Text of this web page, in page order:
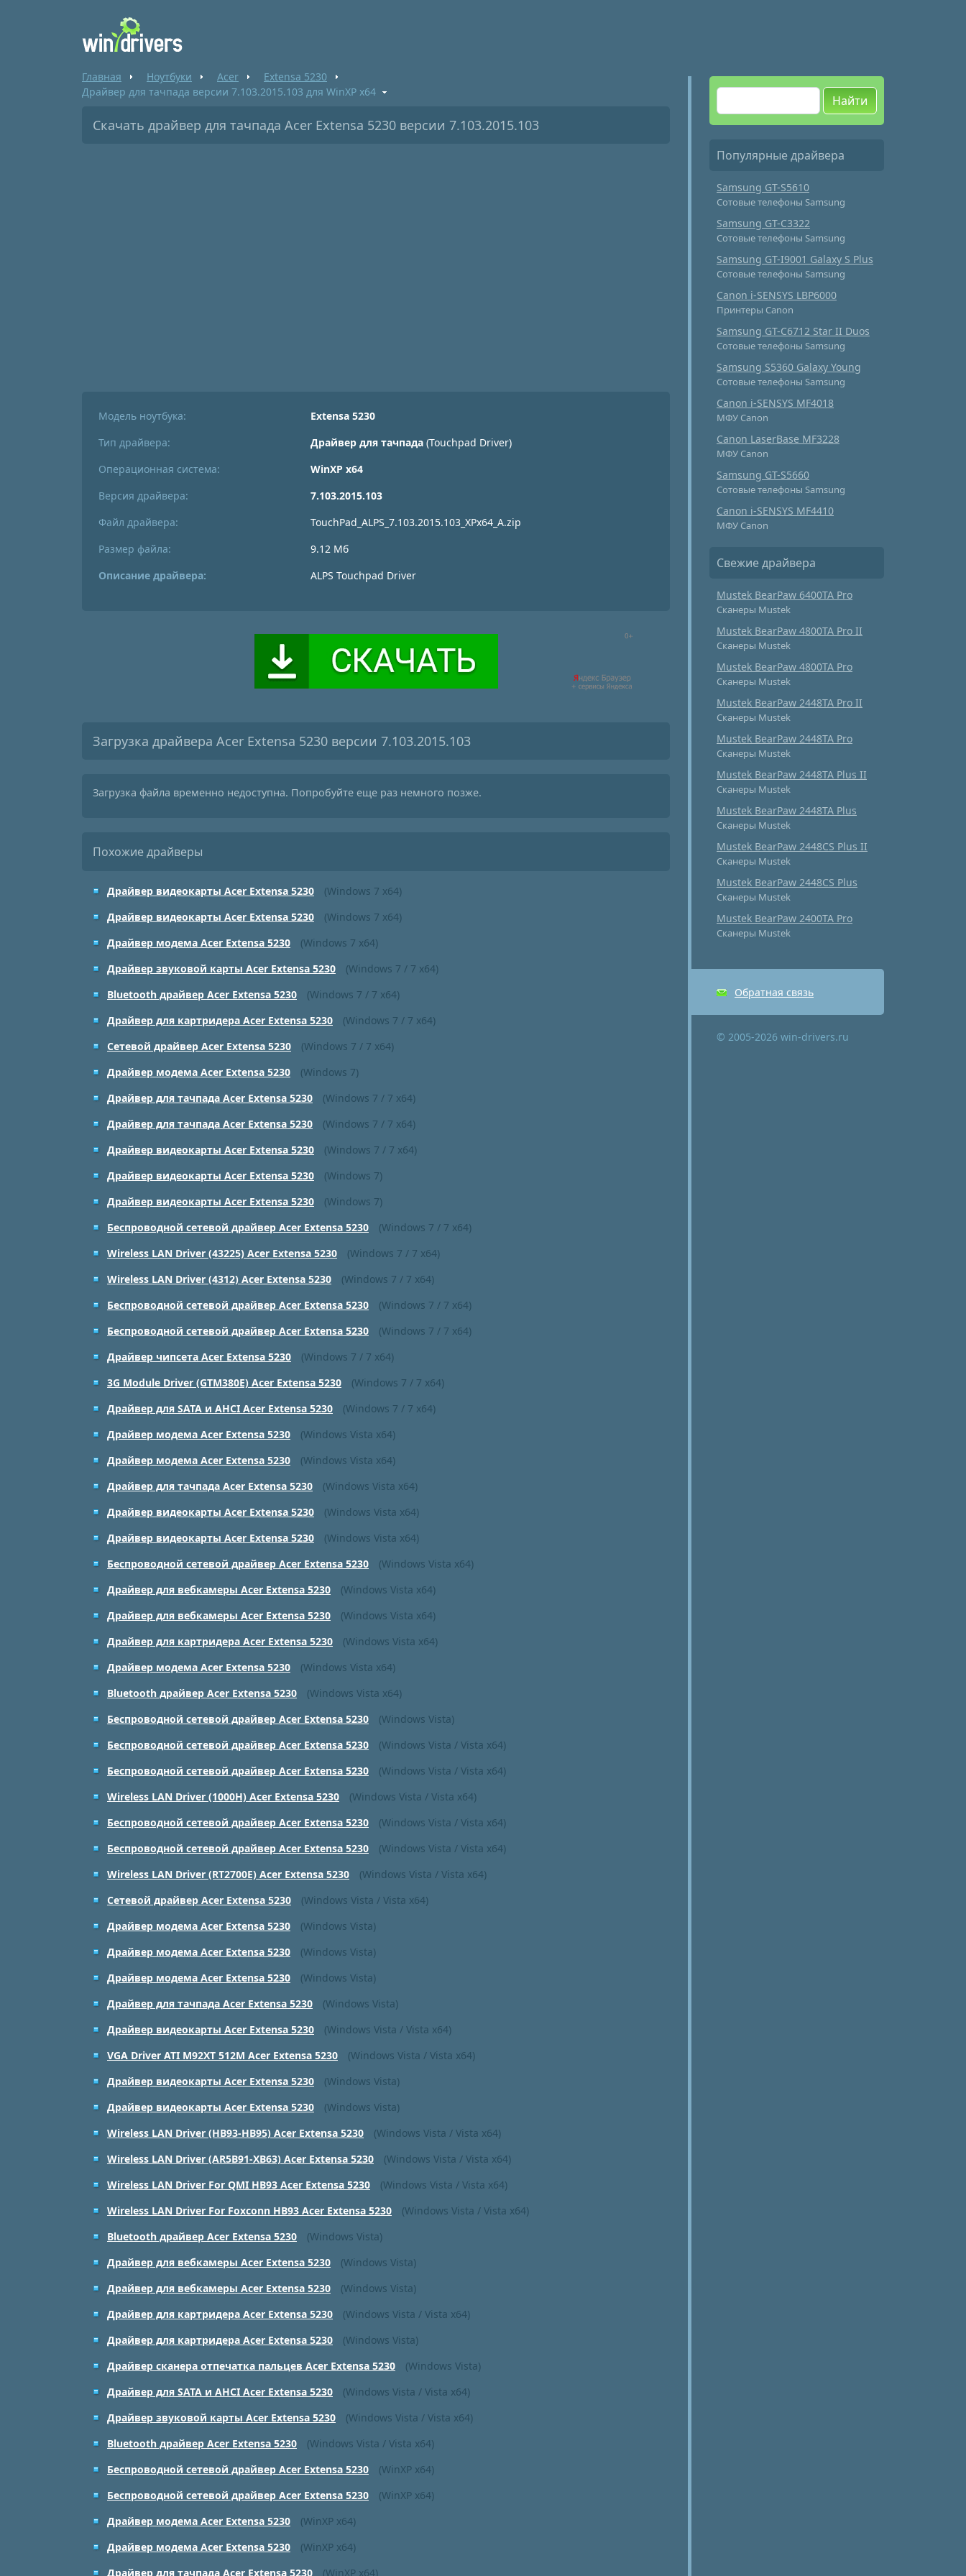
Главная Ноутбуки Acer
Extensa 5230
Драйвер для тачпада версии 7.103.2015.103 для WinXP x64
Скачать драйвер для тачпада Acer Extensa 5230 версии 7.103.2015.103
Модель ноутбука:
Extensa 5230
Тип драйвера:
Драйвер для тачпада (Touchpad Driver)
Операционная система:
WinXP x64
Версия драйвера:
7.103.2015.103
Файл драйвера:
TouchPad_ALPS_7.103.2015.103_XPx64_A.zip
Размер файла:
9.12 Мб
Описание драйвера:
ALPS Touchpad Driver
Загрузка драйвера Acer Extensa 5230 версии 7.103.2015.103
Загрузка файла временно недоступна. Попробуйте еще раз немного позже.
Похожие драйверы
Драйвер видеокарты Acer Extensa 5230
(Windows 7 x64)
Драйвер видеокарты Acer Extensa 5230
(Windows 7 x64)
Драйвер модема Acer Extensa 5230
(Windows 7 x64)
Драйвер звуковой карты Acer Extensa 5230
(Windows 7 / 7 x64)
Bluetooth драйвер Acer Extensa 5230
(Windows 7 / 7 x64)
Драйвер для картридера Acer Extensa 5230
(Windows 7 / 7 x64)
Сетевой драйвер Acer Extensa 5230
(Windows 7 / 7 x64)
Драйвер модема Acer Extensa 5230
(Windows 7)
Драйвер для тачпада Acer Extensa 5230
(Windows 7 / 7 x64)
Драйвер для тачпада Acer Extensa 5230
(Windows 7 / 7 x64)
Драйвер видеокарты Acer Extensa 5230
(Windows 7 / 7 x64)
Драйвер видеокарты Acer Extensa 5230
(Windows 7)
Драйвер видеокарты Acer Extensa 5230
(Windows 7)
Беспроводной сетевой драйвер Acer Extensa 5230
(Windows 7 / 7 x64)
Wireless LAN Driver (43225) Acer Extensa 5230
(Windows 7 / 7 x64)
Wireless LAN Driver (4312) Acer Extensa 5230
(Windows 7 / 7 x64)
Беспроводной сетевой драйвер Acer Extensa 5230
(Windows 7 / 7 x64)
Беспроводной сетевой драйвер Acer Extensa 5230
(Windows 7 / 7 x64)
Драйвер чипсета Acer Extensa 5230
(Windows 7 / 7 x64)
3G Module Driver (GTM380E) Acer Extensa 5230
(Windows 7 / 7 x64)
Драйвер для SATA и AHCI Acer Extensa 5230
(Windows 7 / 7 x64)
Драйвер модема Acer Extensa 5230
(Windows Vista x64)
Драйвер модема Acer Extensa 5230
(Windows Vista x64)
Драйвер для тачпада Acer Extensa 5230
(Windows Vista x64)
Драйвер видеокарты Acer Extensa 5230
(Windows Vista x64)
Драйвер видеокарты Acer Extensa 5230
(Windows Vista x64)
Беспроводной сетевой драйвер Acer Extensa 5230
(Windows Vista x64)
Драйвер для вебкамеры Acer Extensa 5230
(Windows Vista x64)
Драйвер для вебкамеры Acer Extensa 5230
(Windows Vista x64)
Драйвер для картридера Acer Extensa 5230
(Windows Vista x64)
Драйвер модема Acer Extensa 5230
(Windows Vista x64)
Bluetooth драйвер Acer Extensa 5230
(Windows Vista x64)
Беспроводной сетевой драйвер Acer Extensa 5230
(Windows Vista)
Беспроводной сетевой драйвер Acer Extensa 5230
(Windows Vista / Vista x64)
Беспроводной сетевой драйвер Acer Extensa 5230
(Windows Vista / Vista x64)
Wireless LAN Driver (1000H) Acer Extensa 5230
(Windows Vista / Vista x64)
Беспроводной сетевой драйвер Acer Extensa 5230
(Windows Vista / Vista x64)
Беспроводной сетевой драйвер Acer Extensa 5230
(Windows Vista / Vista x64)
Wireless LAN Driver (RT2700E) Acer Extensa 5230
(Windows Vista / Vista x64)
Сетевой драйвер Acer Extensa 5230
(Windows Vista / Vista x64)
Драйвер модема Acer Extensa 5230
(Windows Vista)
Драйвер модема Acer Extensa 5230
(Windows Vista)
Драйвер модема Acer Extensa 5230
(Windows Vista)
Драйвер для тачпада Acer Extensa 5230
(Windows Vista)
Драйвер видеокарты Acer Extensa 5230
(Windows Vista / Vista x64)
VGA Driver ATI M92XT 512M Acer Extensa 5230
(Windows Vista / Vista x64)
Драйвер видеокарты Acer Extensa 5230
(Windows Vista)
Драйвер видеокарты Acer Extensa 5230
(Windows Vista)
Wireless LAN Driver (HB93-HB95) Acer Extensa 5230
(Windows Vista / Vista x64)
Wireless LAN Driver (AR5B91-XB63) Acer Extensa 5230
(Windows Vista / Vista x64)
Wireless LAN Driver For QMI HB93 Acer Extensa 5230
(Windows Vista / Vista x64)
Wireless LAN Driver For Foxconn HB93 Acer Extensa 5230
(Windows Vista / Vista x64)
Bluetooth драйвер Acer Extensa 5230
(Windows Vista)
Драйвер для вебкамеры Acer Extensa 5230
(Windows Vista)
Драйвер для вебкамеры Acer Extensa 5230
(Windows Vista)
Драйвер для картридера Acer Extensa 5230
(Windows Vista / Vista x64)
Драйвер для картридера Acer Extensa 5230
(Windows Vista)
Драйвер сканера отпечатка пальцев Acer Extensa 5230
(Windows Vista)
Драйвер для SATA и AHCI Acer Extensa 5230
(Windows Vista / Vista x64)
Драйвер звуковой карты Acer Extensa 5230
(Windows Vista / Vista x64)
Bluetooth драйвер Acer Extensa 5230
(Windows Vista / Vista x64)
Беспроводной сетевой драйвер Acer Extensa 5230
(WinXP x64)
Беспроводной сетевой драйвер Acer Extensa 5230
(WinXP x64)
Драйвер модема Acer Extensa 5230
(WinXP x64)
Драйвер модема Acer Extensa 5230
(WinXP x64)
Драйвер для тачпада Acer Extensa 5230
(WinXP x64)
Найти
Популярные драйвера
Samsung GT-S5610
Сотовые телефоны Samsung
Samsung GT-C3322
Сотовые телефоны Samsung
Samsung GT-I9001 Galaxy S Plus
Сотовые телефоны Samsung
Canon i-SENSYS LBP6000
Принтеры Canon
Samsung GT-C6712 Star II Duos
Сотовые телефоны Samsung
Samsung S5360 Galaxy Young
Сотовые телефоны Samsung
Canon i-SENSYS MF4018
МФУ Canon
Canon LaserBase MF3228
МФУ Canon
Samsung GT-S5660
Сотовые телефоны Samsung
Canon i-SENSYS MF4410
МФУ Canon
Свежие драйвера
Mustek BearPaw 6400TA Pro
Сканеры Mustek
Mustek BearPaw 4800TA Pro II
Сканеры Mustek
Mustek BearPaw 4800TA Pro
Сканеры Mustek
Mustek BearPaw 2448TA Pro II
Сканеры Mustek
Mustek BearPaw 2448TA Pro
Сканеры Mustek
Mustek BearPaw 2448TA Plus II
Сканеры Mustek
Mustek BearPaw 2448TA Plus
Сканеры Mustek
Mustek BearPaw 2448CS Plus II
Сканеры Mustek
Mustek BearPaw 2448CS Plus
Сканеры Mustek
Mustek BearPaw 2400TA Pro
Сканеры Mustek
Обратная связь
© 2005-2026 win-drivers.ru